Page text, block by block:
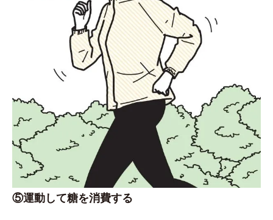
⑤運動して糖を消費する